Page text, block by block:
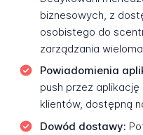
biznesowych, z
osobistego do
zarządzania
Powiadomienia
push przez aplikację
klientów, dostępną
Dowód dostawy: